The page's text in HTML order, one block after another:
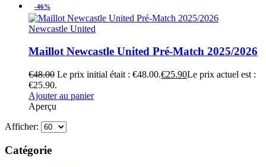
-46%
Newcastle United
Maillot Newcastle United Pré-Match 2025/2026
€48.00 Le prix initial était : €48.00.€25.90Le prix actuel est :
€25.90.
Ajouter au panier
Aperçu
Afficher:
Catégorie